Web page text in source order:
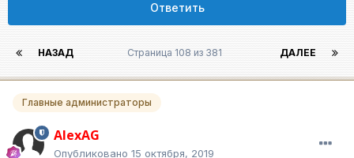
Ответить
НАЗАД ДАЛЕЕ
Страница 108 из 381
Главные администраторы
AlexAG
Опубликовано 15 октября, 2019